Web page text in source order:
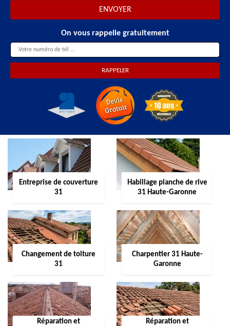
On vous rappelle gratuitement
Entreprise de couverture
31
Habillage planche de rive
31 Haute-Garonne
Changement de toiture
31
Charpentier 31 Haute-
Garonne
Réparation et
Réparation et